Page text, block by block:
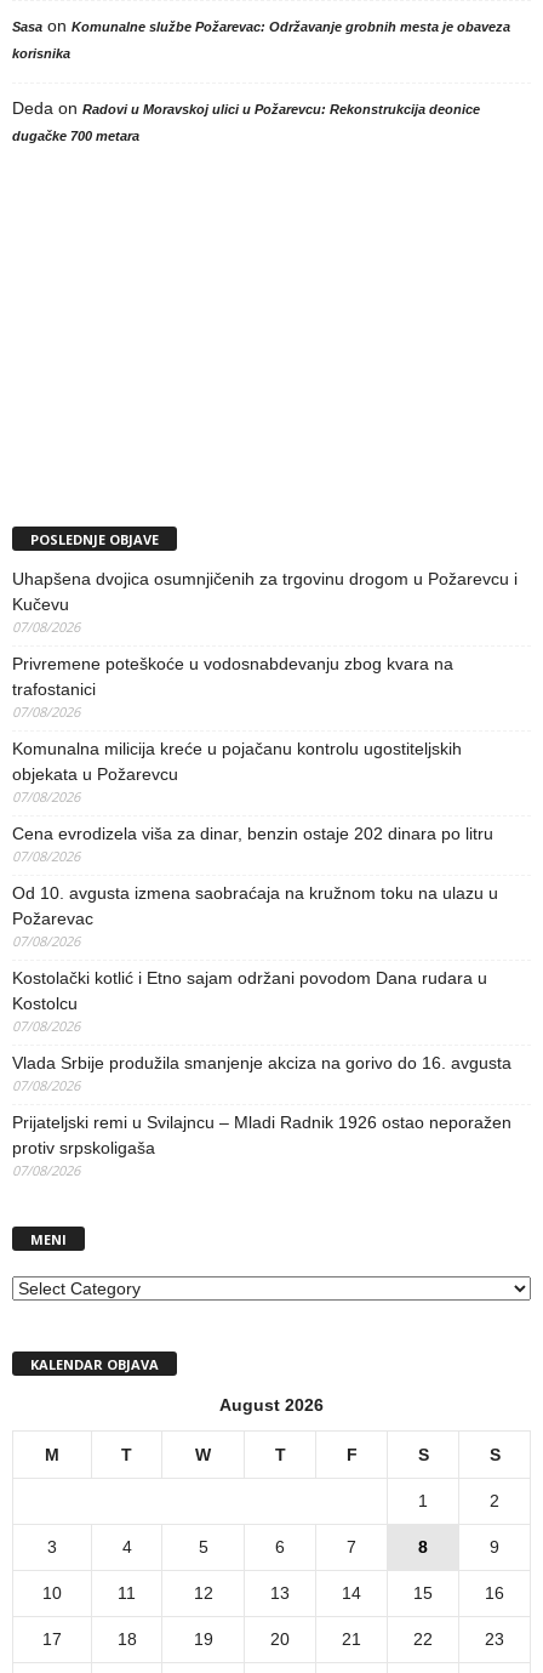
Sasa on Komunalne službe Požarevac: Održavanje grobnih mesta je obaveza
korisnika
Deda on Radovi u Moravskoj ulici u Požarevcu: Rekonstrukcija deonice
dugačke 700 metara
POSLEDNJE OBJAVE
Uhapšena dvojica osumnjičenih za trgovinu drogom u Požarevcu i
Kučevu
07/08/2026
Privremene poteškoće u vodosnabdevanju zbog kvara na
trafostanici
07/08/2026
Komunalna milicija kreće u pojačanu kontrolu ugostiteljskih
objekata u Požarevcu
07/08/2026
Cena evrodizela viša za dinar, benzin ostaje 202 dinara po litru
07/08/2026
Od 10. avgusta izmena saobraćaja na kružnom toku na ulazu u
Požarevac
07/08/2026
Kostolački kotlić i Etno sajam održani povodom Dana rudara u
Kostolcu
07/08/2026
Vlada Srbije produžila smanjenje akciza na gorivo do 16. avgusta
07/08/2026
Prijateljski remi u Svilajncu – Mladi Radnik 1926 ostao neporažen
protiv srpskoligaša
07/08/2026
MENI
MENI
KALENDAR OBJAVA
August 2026
M T W T F S S
1 2
3 4 5 6 7 8 9
10 11 12 13 14 15 16
17 18 19 20 21 22 23